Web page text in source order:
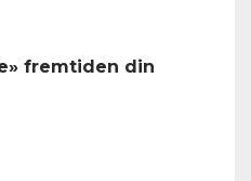
fremtiden din